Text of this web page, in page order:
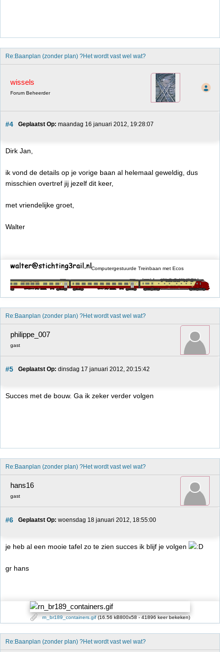
Re:Baanplan (zonder plan) ?Het wordt vast wel wat?
wissels
Forum Beheerder
#4 Geplaatst Op: maandag 16 januari 2012, 19:28:07
Dirk Jan,
ik vond de details op je vorige baan al helemaal geweldig, dus
misschien overtref jij jezelf dit keer,
met vriendelijke groet,
Walter
Computergestuurde Treinbaan met Ecos
Re:Baanplan (zonder plan) ?Het wordt vast wel wat?
philippe_007
gast
#5 Geplaatst Op: dinsdag 17 januari 2012, 20:15:42
Succes met de bouw. Ga ik zeker verder volgen
Re:Baanplan (zonder plan) ?Het wordt vast wel wat?
hans16
gast
#6 Geplaatst Op: woensdag 18 januari 2012, 18:55:00
je heb al een mooie tafel zo te zien succes ik blijf je volgen
gr hans
rn_br189_containers.gif(16.56 kB800x58 - 41896 keer bekeken)
Re:Baanplan (zonder plan) ?Het wordt vast wel wat?